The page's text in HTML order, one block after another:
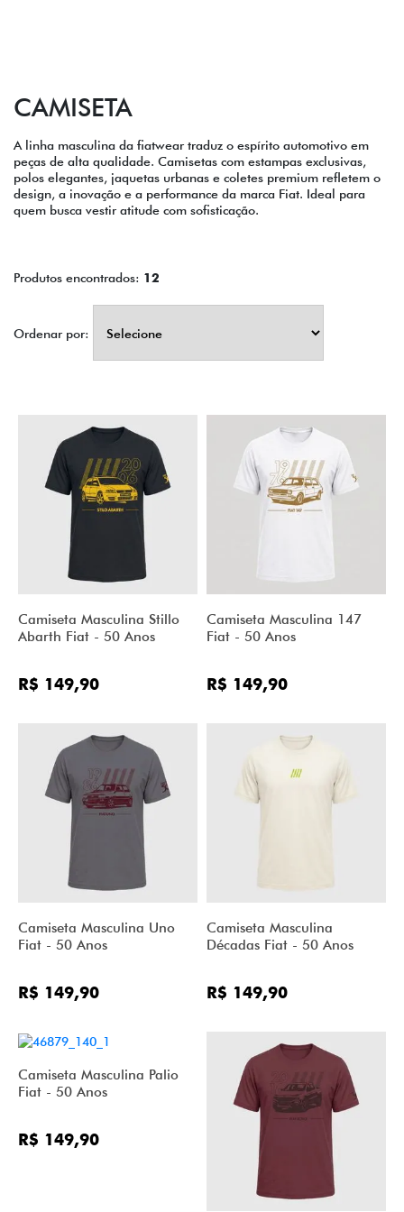
CAMISETA
A linha masculina da fiatwear traduz o espírito automotivo em
peças de alta qualidade. Camisetas com estampas exclusivas,
polos elegantes, jaquetas urbanas e coletes premium refletem o
design, a inovação e a performance da marca Fiat. Ideal para
quem busca vestir atitude com sofisticação.
Produtos encontrados: 12
Ordenar por:
Camiseta Masculina Stillo
Abarth Fiat - 50 Anos
R$ 149,90
Camiseta Masculina 147
Fiat - 50 Anos
R$ 149,90
Camiseta Masculina Uno
Fiat - 50 Anos
R$ 149,90
Camiseta Masculina
Décadas Fiat - 50 Anos
R$ 149,90
Camiseta Masculina Palio
Fiat - 50 Anos
R$ 149,90